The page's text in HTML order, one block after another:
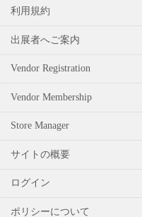
利用規約
出展者へご案内
Vendor Registration
Vendor Membership
Store Manager
サイトの概要
ログイン
ポリシーについて